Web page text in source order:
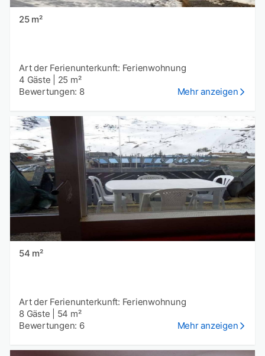
25 m²
Art der Ferienunterkunft: Ferienwohnung
4 Gäste
25 m²
Bewertungen: 8
Mehr anzeigen
54 m²
Art der Ferienunterkunft: Ferienwohnung
8 Gäste
54 m²
Bewertungen: 6
Mehr anzeigen